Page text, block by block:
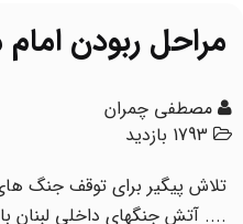
مراحل ربودن
مصطفی چمران
1793 بازدید
تلاش پیگیر براى توقف جنگ هاى
.... آتش جنگهاى داخلى لبنان با